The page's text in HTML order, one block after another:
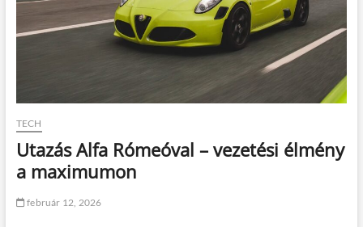
TECH
Utazás Alfa Rómeóval – vezetési élmény
a maximumon
február 12, 2026